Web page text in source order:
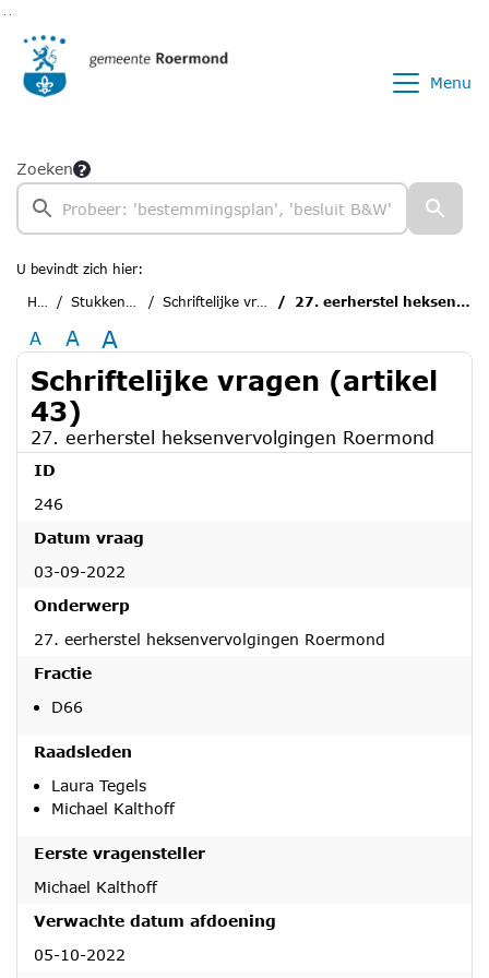
Menu
Zoeken
U bevindt zich hier:
Home
Stukken van de raad Schriftelijke vragen (artikel 43) 27. eerherstel heksenvervolgingen Roermond
A A A
Schriftelijke vragen (artikel
43)
27. eerherstel heksenvervolgingen Roermond
ID
246
Datum vraag
03-09-2022
Onderwerp
27. eerherstel heksenvervolgingen Roermond
Fractie
D66
Raadsleden
Laura Tegels
Michael Kalthoff
Eerste vragensteller
Michael Kalthoff
Verwachte datum afdoening
05-10-2022